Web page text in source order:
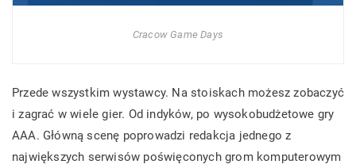
Cracow Game Days
Przede wszystkim wystawcy. Na stoiskach możesz zobaczyć
i zagrać w wiele gier. Od indyków, po wysokobudżetowe gry
AAA. Główną scenę poprowadzi redakcja jednego z
największych serwisów poświęconych grom komputerowym